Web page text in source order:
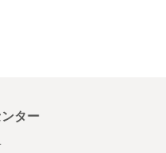
ター